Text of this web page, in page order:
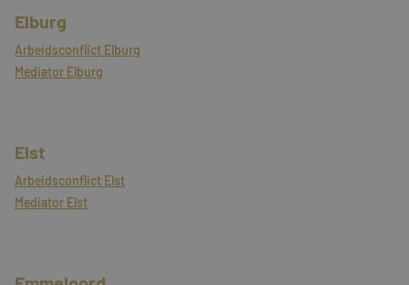
Elburg
Arbeidsconflict Elburg
Mediator Elburg
Elst
Arbeidsconflict Elst
Mediator Elst